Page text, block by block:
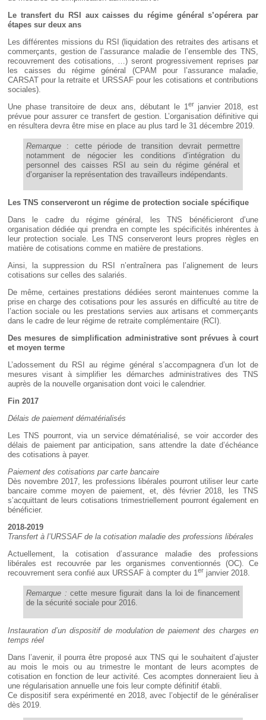
Le transfert du RSI aux caisses du régime général s’opérera par
étapes sur deux ans
Les différentes missions du RSI (liquidation des retraites des artisans et
commerçants, gestion de l’assurance maladie de l’ensemble des TNS,
recouvrement des cotisations, …) seront progressivement reprises par
les caisses du régime général (CPAM pour l’assurance maladie,
CARSAT pour la retraite et URSSAF pour les cotisations et contributions
sociales).
Une phase transitoire de deux ans, débutant le 1er
janvier 2018, est
prévue pour assurer ce transfert de gestion. L’organisation définitive qui
en résultera devra être mise en place au plus tard le 31 décembre 2019.
Remarque : cette période de transition devrait permettre
notamment de négocier les conditions d’intégration du
personnel des caisses RSI au sein du régime général et
d’organiser la représentation des travailleurs indépendants.
Les TNS conserveront un régime de protection sociale spécifique
Dans le cadre du régime général, les TNS bénéficieront d’une
organisation dédiée qui prendra en compte les spécificités inhérentes à
leur protection sociale. Les TNS conserveront leurs propres règles en
matière de cotisations comme en matière de prestations.
Ainsi, la suppression du RSI n’entraînera pas l’alignement de leurs
cotisations sur celles des salariés.
De même, certaines prestations dédiées seront maintenues comme la
prise en charge des cotisations pour les assurés en difficulté au titre de
l’action sociale ou les prestations servies aux artisans et commerçants
dans le cadre de leur régime de retraite complémentaire (RCI).
Des mesures de simplification administrative sont prévues à court
et moyen terme
L’adossement du RSI au régime général s’accompagnera d’un lot de
mesures visant à simplifier les démarches administratives des TNS
auprès de la nouvelle organisation dont voici le calendrier.
Fin 2017
Délais de paiement dématérialisés
Les TNS pourront, via un service dématérialisé, se voir accorder des
délais de paiement par anticipation, sans attendre la date d’échéance
des cotisations à payer.
Paiement des cotisations par carte bancaire
Dès novembre 2017, les professions libérales pourront utiliser leur carte
bancaire comme moyen de paiement, et, dès février 2018, les TNS
s’acquittant de leurs cotisations trimestriellement pourront également en
bénéficier.
2018-2019
Transfert à l’URSSAF de la cotisation maladie des professions libérales
Actuellement, la cotisation d’assurance maladie des professions
libérales est recouvrée par les organismes conventionnés (OC). Ce
recouvrement sera confié aux URSSAF à compter du 1er janvier 2018.
Remarque : cette mesure figurait dans la loi de financement
de la sécurité sociale pour 2016.
Instauration d’un dispositif de modulation de paiement des charges en
temps réel
Dans l’avenir, il pourra être proposé aux TNS qui le souhaitent d’ajuster
au mois le mois ou au trimestre le montant de leurs acomptes de
cotisation en fonction de leur activité. Ces acomptes donneraient lieu à
une régularisation annuelle une fois leur compte définitif établi.
Ce dispositif sera expérimenté en 2018, avec l’objectif de le généraliser
dès 2019.